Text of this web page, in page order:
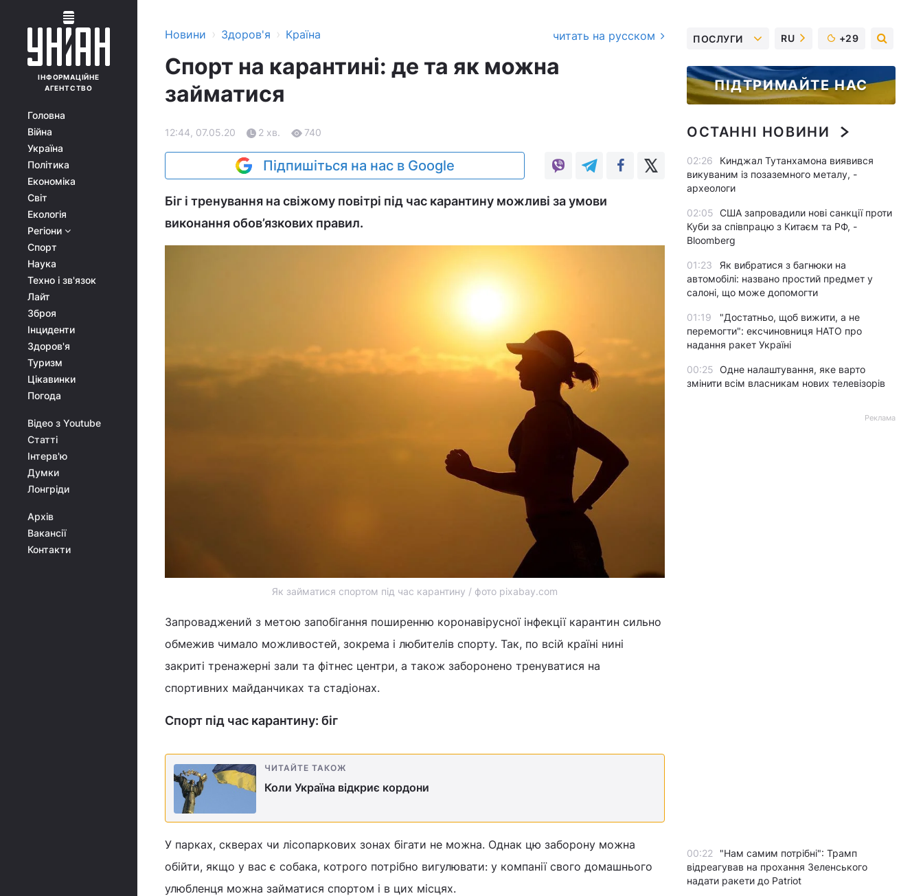
ІНФОРМАЦІЙНЕ
АГЕНТСТВО
Головна
Війна
Україна
Політика
Економіка
Світ
Екологія
Регіони
Спорт
Наука
Техно і зв'язок
Лайт
Зброя
Інциденти
Здоров'я
Туризм
Цікавинки
Погода
Відео з Youtube
Статті
Інтерв'ю
Думки
Лонгріди
Архів
Вакансії
Контакти
Новини › Здоров'я › Країна читать на русском
Спорт на карантині: де та як можна
займатися
12:44, 07.05.20 2 хв. 740
Підпишіться на нас в Google
Біг і тренування на свіжому повітрі під час карантину можливі за умови
виконання обов’язкових правил.
Як займатися спортом під час карантину / фото pixabay.com
Запроваджений з метою запобігання поширенню коронавірусної інфекції карантин сильно
обмежив чимало можливостей, зокрема і любителів спорту. Так, по всій країні нині
закриті тренажерні зали та фітнес центри, а також заборонено тренуватися на
спортивних майданчиках та стадіонах.
Спорт під час карантину: біг
ЧИТАЙТЕ ТАКОЖ
Коли Україна відкриє кордони
У парках, скверах чи лісопаркових зонах бігати не можна. Однак цю заборону можна
обійти, якщо у вас є собака, котрого потрібно вигулювати: у компанії свого домашнього
улюбленця можна займатися спортом і в цих місцях.
ПОСЛУГИ RU +29
ПІДТРИМАЙТЕ НАС
ОСТАННІ НОВИНИ
02:26
Кинджал Тутанхамона виявився
викуваним із позаземного металу, -
археологи
02:05 США запровадили нові санкції проти
Куби за співпрацю з Китаєм та РФ, -
Bloomberg
01:23
Як вибратися з багнюки на
автомобілі: названо простий предмет у
салоні, що може допомогти
01:19
"Достатньо, щоб вижити, а не
перемогти": ексчиновниця НАТО про
надання ракет Україні
00:25 Одне налаштування, яке варто
змінити всім власникам нових телевізорів
Реклама
00:22
"Нам самим потрібні": Трамп
відреагував на прохання Зеленського
надати ракети до Patriot